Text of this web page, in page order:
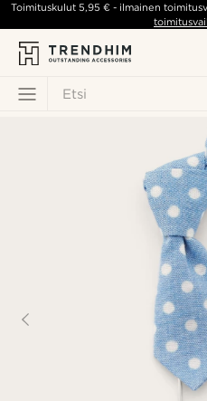
Etsi
Toimituskulut5,95 € - ilmainen